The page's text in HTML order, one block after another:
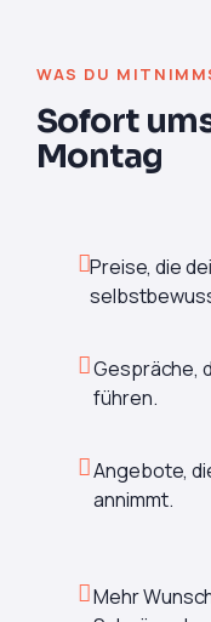
WAS DU
Sofort
Montag
Preise, die
Gespräche,
führen.
Angebote,
annimmt.
Mehr